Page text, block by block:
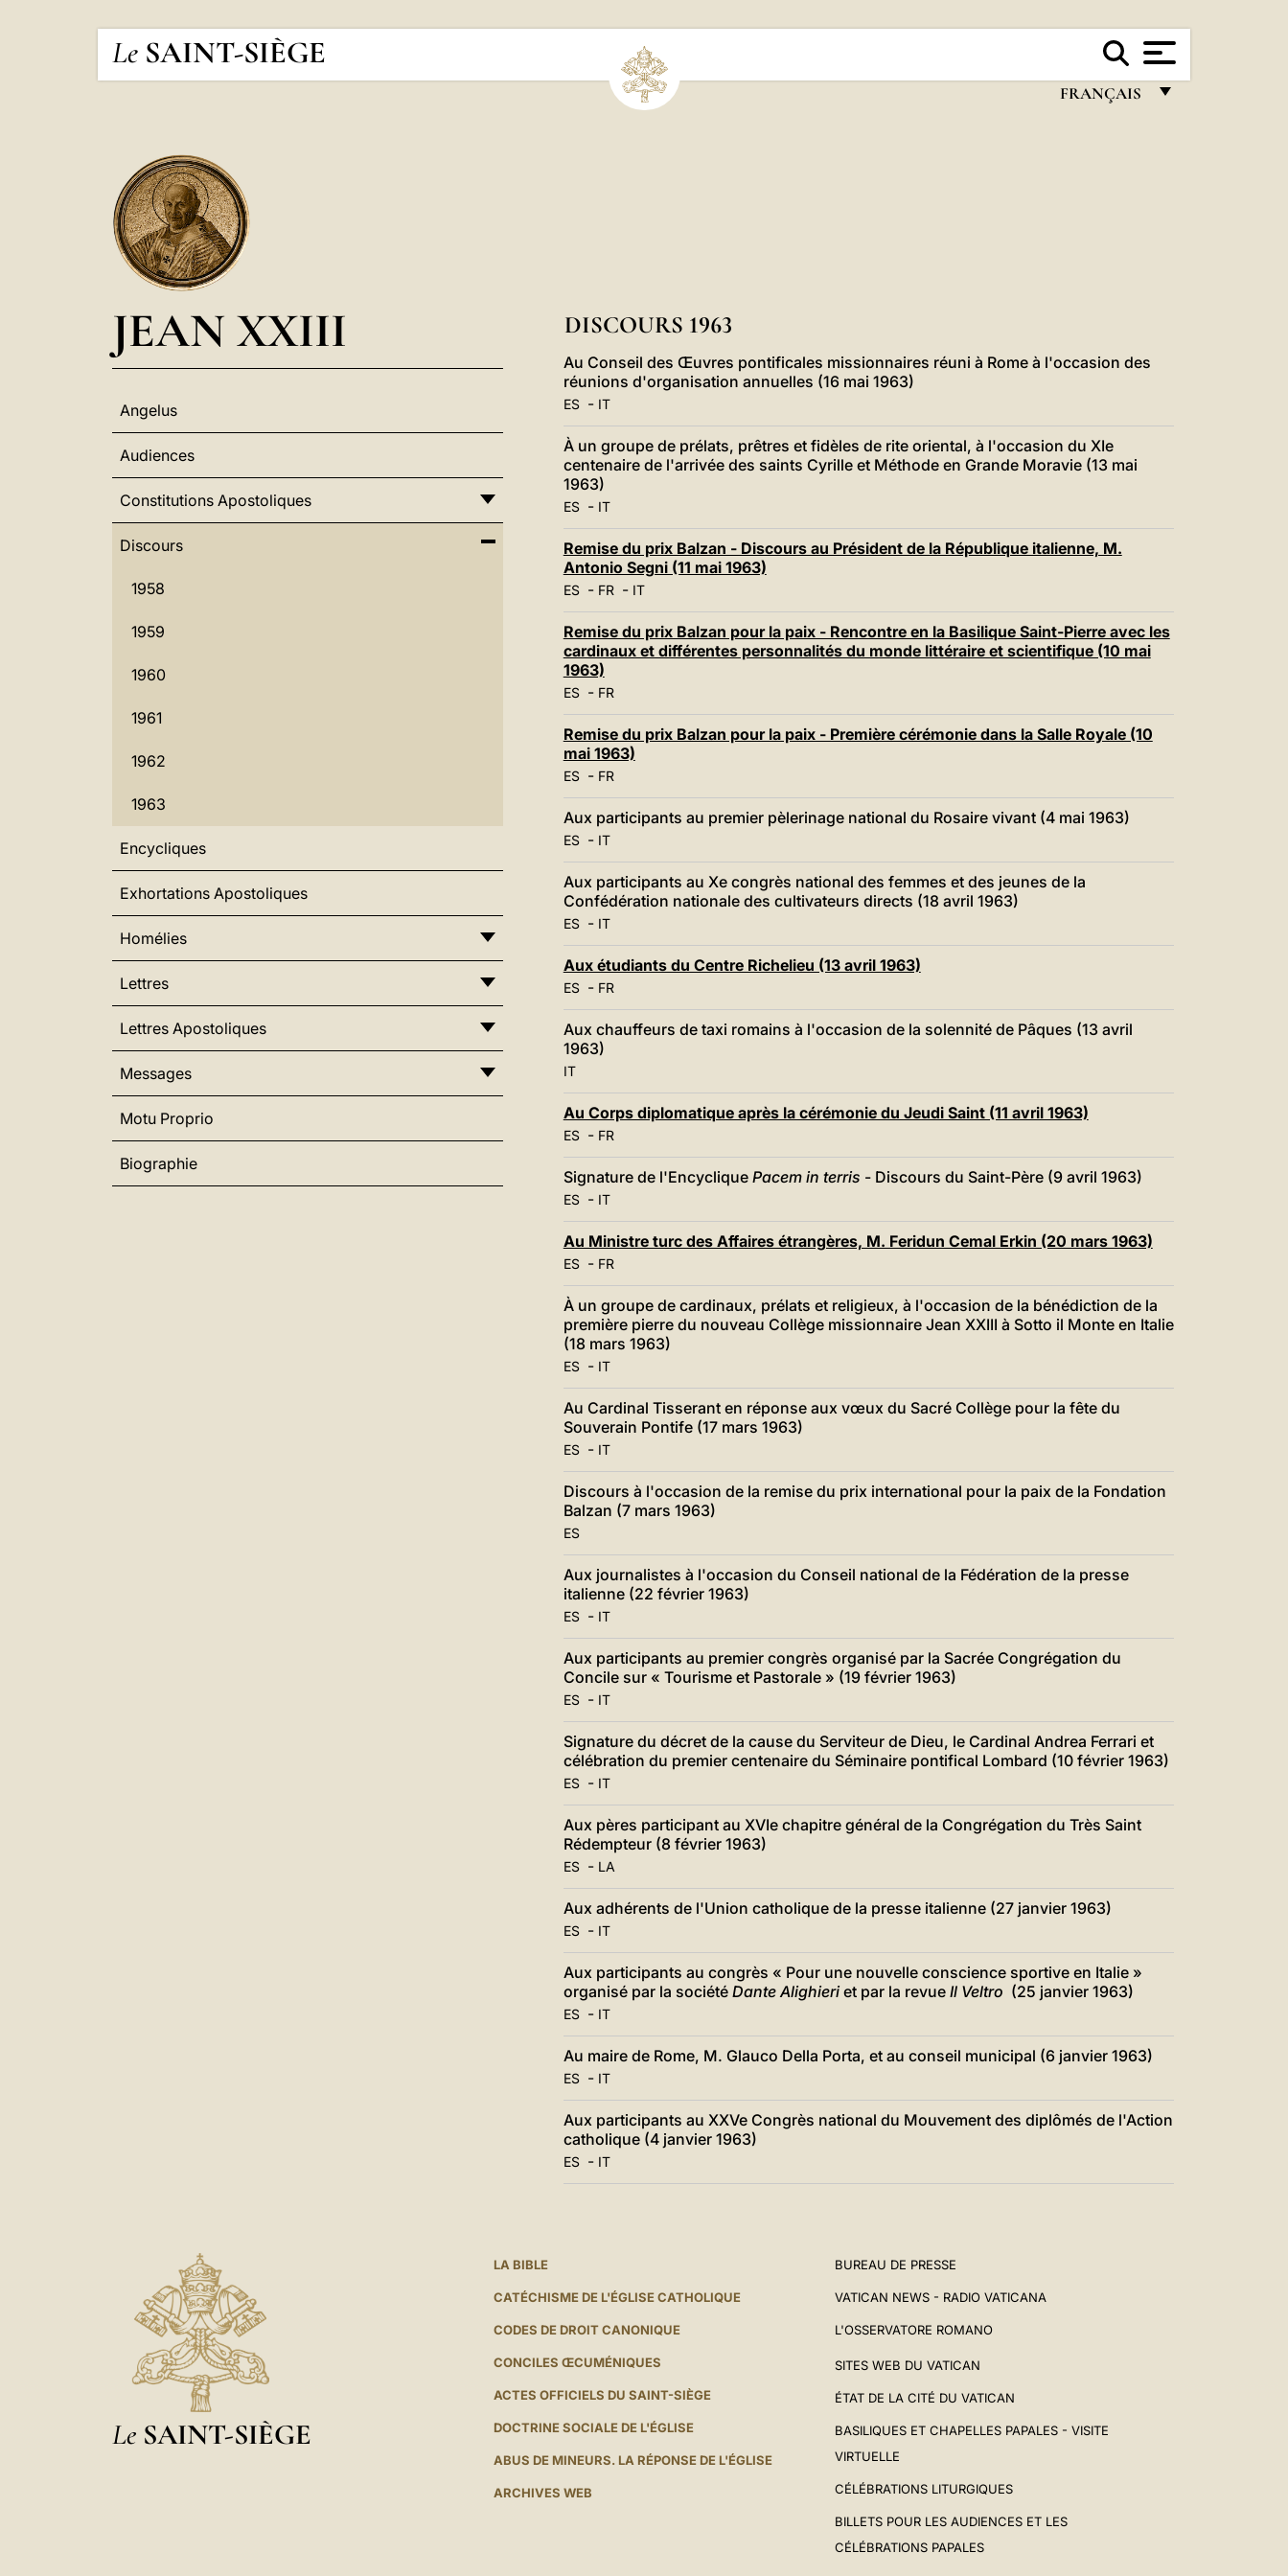
Le SAINT-SIÈGE
FRANÇAIS
POLSKI
中文
LATINE
JEAN XXIII
Angelus
Audiences
Constitutions Apostoliques
Discours
1958
1959
1960
1961
1962
1963
Encycliques
Exhortations Apostoliques
Homélies
Lettres
Lettres Apostoliques
Messages
Motu Proprio
Biographie
DISCOURS 1963
Au Conseil des Œuvres pontificales missionnaires réuni à Rome à l'occasion des
réunions d'organisation annuelles (16 mai 1963)
ES- IT
À un groupe de prélats, prêtres et fidèles de rite oriental, à l'occasion du XIe
centenaire de l'arrivée des saints Cyrille et Méthode en Grande Moravie (13 mai
1963)
ES- IT
Remise du prix Balzan - Discours au Président de la République italienne, M.
Antonio Segni (11 mai 1963)
ES- FR- IT
Remise du prix Balzan pour la paix - Rencontre en la Basilique Saint-Pierre avec les
cardinaux et différentes personnalités du monde littéraire et scientifique (10 mai
1963)
ES- FR
Remise du prix Balzan pour la paix - Première cérémonie dans la Salle Royale (10
mai 1963)
ES- FR
Aux participants au premier pèlerinage national du Rosaire vivant (4 mai 1963)
ES- IT
Aux participants au Xe congrès national des femmes et des jeunes de la
Confédération nationale des cultivateurs directs (18 avril 1963)
ES- IT
Aux étudiants du Centre Richelieu (13 avril 1963)
ES- FR
Aux chauffeurs de taxi romains à l'occasion de la solennité de Pâques (13 avril
1963)
IT
Au Corps diplomatique après la cérémonie du Jeudi Saint (11 avril 1963)
ES- FR
Signature de l'Encyclique Pacem in terris - Discours du Saint-Père (9 avril 1963)
ES- IT
Au Ministre turc des Affaires étrangères, M. Feridun Cemal Erkin (20 mars 1963)
ES- FR
À un groupe de cardinaux, prélats et religieux, à l'occasion de la bénédiction de la
première pierre du nouveau Collège missionnaire Jean XXIII à Sotto il Monte en Italie
(18 mars 1963)
ES- IT
Au Cardinal Tisserant en réponse aux vœux du Sacré Collège pour la fête du
Souverain Pontife (17 mars 1963)
ES- IT
Discours à l'occasion de la remise du prix international pour la paix de la Fondation
Balzan (7 mars 1963)
ES
Aux journalistes à l'occasion du Conseil national de la Fédération de la presse
italienne (22 février 1963)
ES- IT
Aux participants au premier congrès organisé par la Sacrée Congrégation du
Concile sur « Tourisme et Pastorale » (19 février 1963)
ES- IT
Signature du décret de la cause du Serviteur de Dieu, le Cardinal Andrea Ferrari et
célébration du premier centenaire du Séminaire pontifical Lombard (10 février 1963)
ES- IT
Aux pères participant au XVIe chapitre général de la Congrégation du Très Saint
Rédempteur (8 février 1963)
ES- LA
Aux adhérents de l'Union catholique de la presse italienne (27 janvier 1963)
ES- IT
Aux participants au congrès « Pour une nouvelle conscience sportive en Italie »
organisé par la société Dante Alighieriet par la revue Il Veltro (25 janvier 1963)
ES- IT
Au maire de Rome, M. Glauco Della Porta, et au conseil municipal (6 janvier 1963)
ES- IT
Aux participants au XXVe Congrès national du Mouvement des diplômés de l'Action
catholique (4 janvier 1963)
ES- IT
Le SAINT-SIÈGE
LA BIBLE
CATÉCHISME DE L'ÉGLISE CATHOLIQUE
CODES DE DROIT CANONIQUE
CONCILES ŒCUMÉNIQUES
ACTES OFFICIELS DU SAINT-SIÈGE
DOCTRINE SOCIALE DE L'ÉGLISE
ABUS DE MINEURS. LA RÉPONSE DE L'ÉGLISE
ARCHIVES WEB
BUREAU DE PRESSE
VATICAN NEWS - RADIO VATICANA
L'OSSERVATORE ROMANO
SITES WEB DU VATICAN
ÉTAT DE LA CITÉ DU VATICAN
BASILIQUES ET CHAPELLES PAPALES - VISITE
VIRTUELLE
CÉLÉBRATIONS LITURGIQUES
BILLETS POUR LES AUDIENCES ET LES
CÉLÉBRATIONS PAPALES